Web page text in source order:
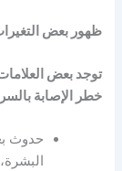
ظهور بعض
توجد بعض
خطر الإصابة
حدوث